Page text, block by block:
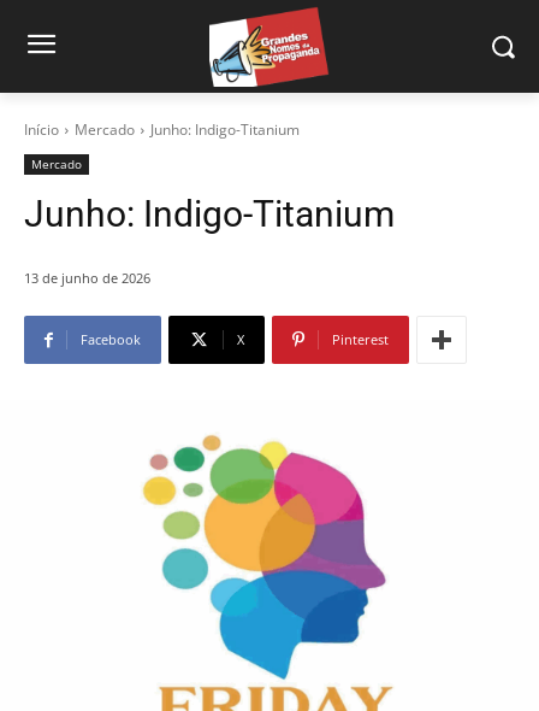
Início Mercado Junho: Indigo-Titanium
Mercado
Junho: Indigo-Titanium
13 de junho de 2026
Facebook X Pinterest